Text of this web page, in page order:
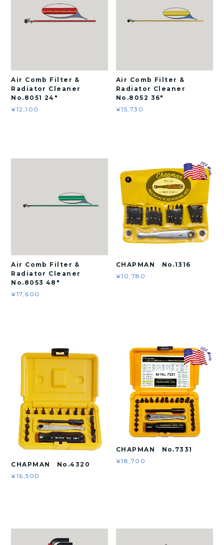
Air Comb Filter &
Radiator Cleaner
No.8051 24"
¥12,100
Air Comb Filter &
Radiator Cleaner
No.8052 36"
¥15,730
Air Comb Filter &
Radiator Cleaner
No.8053 48"
¥17,600
CHAPMAN No.1316
¥10,780
CHAPMAN No.4320
¥16,500
CHAPMAN No.7331
¥18,700